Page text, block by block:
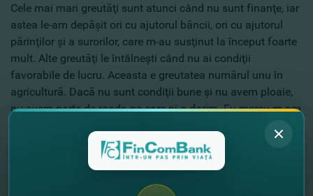
Cele mai mari greutăţi sunt atunci când nu sunt finanţe, iar
astea le-am depăşit ori cu ajutorul băncii, ori cu ajutorul
părinţilor şi a surorilor, care m-au susţinut la început foarte
mult. Alte greutăţi le întâlneşti când nu ai condiţii
favorabile de lucru. Aceasta e greutatea numărul unu în
agricultură. Dacă nu sunt condiţii bune şi nu avem ploaie,
nu avem parte de roada pe care ni-o dorim. Eu mereu m-am
şi am încercat cu puţinul. Am început cu 7 hectare de
pământ, apoi am trecut la 20 ha, iar o perioadă am lucrat
de la început, aveam o oricare frică de credit şi că acesta